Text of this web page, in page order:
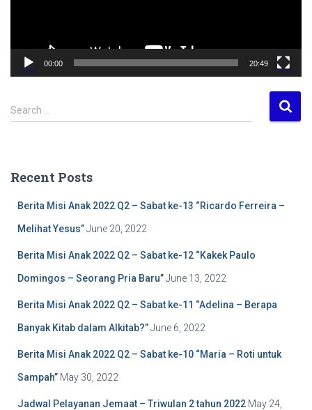
00:00 20:49
S
e
h
Search …
Recent Posts
Berita Misi Anak 2022 Q2 – Sabat ke-13 “Ricardo Ferreira –
Melihat Yesus”June 20, 2022
Berita Misi Anak 2022 Q2 – Sabat ke-12 “Kakek Paulo
Domingos – Seorang Pria Baru”June 13, 2022
Berita Misi Anak 2022 Q2 – Sabat ke-11 “Adelina – Berapa
Banyak Kitab dalam Alkitab?”June 6, 2022
Berita Misi Anak 2022 Q2 – Sabat ke-10 “Maria – Roti untuk
Sampah” May 30, 2022
Jadwal Pelayanan Jemaat – Triwulan 2 tahun 2022 May 24,